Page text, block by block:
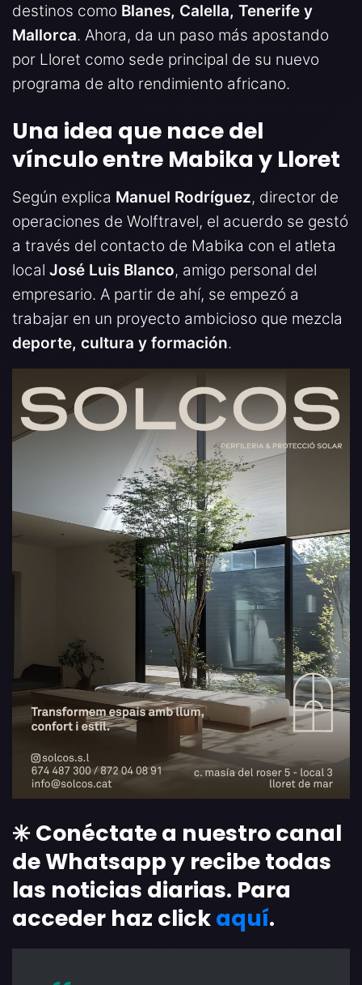
destinos como Blanes, Calella, Tenerife y
Mallorca. Ahora, da un paso más apostando
por Lloret como sede principal de su nuevo
programa de alto rendimiento africano.
Una idea que nace del
vínculo entre Mabika y Lloret
Según explica Manuel Rodríguez, director de
operaciones de Wolftravel, el acuerdo se gestó
a través del contacto de Mabika con el atleta
local José Luis Blanco, amigo personal del
empresario. A partir de ahí, se empezó a
trabajar en un proyecto ambicioso que mezcla
deporte, cultura y formación.
✳️Conéctate a nuestro canal
de Whatsapp y recibe todas
las noticias diarias. Para
acceder haz clickaquí.